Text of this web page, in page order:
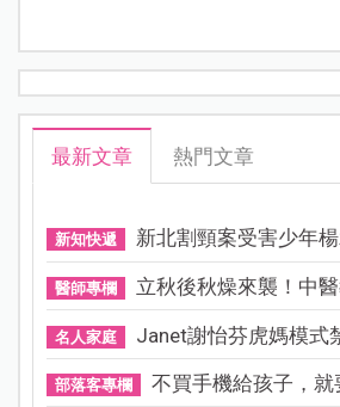
最新文章 熱門文章
新知快遞 新北割頸案受害少年
醫師專欄 立秋後秋燥來襲！中
名人家庭 Janet謝怡芬虎媽模式
部落客專欄 不買手機給孩子，就